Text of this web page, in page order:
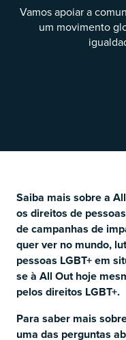
Vamos apoiar a
um movimento
Saiba mais sobre a
os direitos de
de campanhas de
quer ver no mundo,
pessoas LGBT+ em
se à All Out hoje
pelos direitos LGBT+.
Para saber mais
uma das perguntas